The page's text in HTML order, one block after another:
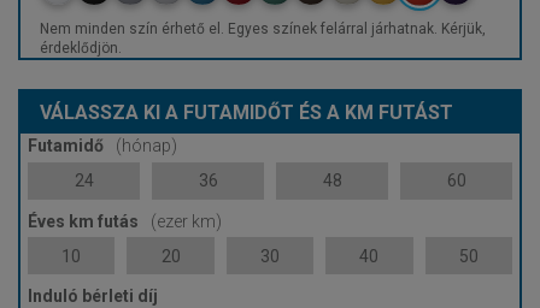
Nem minden szín érhető el. Egyes színek felárral járhatnak. Kérjük,
érdeklődjön.
VÁLASSZA KI A FUTAMIDŐT ÉS A KM FUTÁST
Futamidő
(hónap)
24
36 48 60
Éves km futás
(ezer km)
10
20 30 40 50
Induló bérleti díj